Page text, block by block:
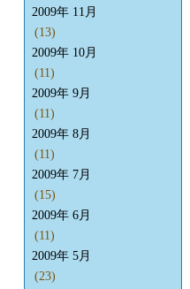
2009年 11月
(13)
2009年 10月
(11)
2009年 9月
(11)
2009年 8月
(11)
2009年 7月
(15)
2009年 6月
(11)
2009年 5月
(23)